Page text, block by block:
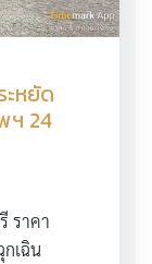
ะหยัด
ฯ 24
ราคา
เฉิน